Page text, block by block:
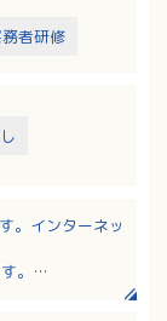
者研修
。インターネッ
。